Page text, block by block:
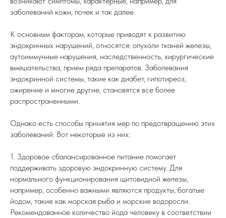
заболеваний кожи, почек и так далее.
К основным факторам, которые приводят к развитию
эндокринных нарушений, относятся: опухоли тканей железы,
аутоиммунные нарушения, наследственность, хирургические
вмешательства, прием ряда препаратов. Заболевания
эндокринной системы, такие как диабет, гипотиреоз,
ожирение и многие другие, становятся все более
распространенными.
Однако есть способы принятия мер по предотвращению этих
заболеваний. Вот некоторые из них:
1. Здоровое сбалансированное питание помогает
поддерживать здоровую эндокринную систему. Для
нормального функционирования щитовидной железы,
например, особенно важными являются продукты, богатые
йодом, такие как морская рыба и морские водоросли.
Рекомендованное количество йода человеку в соответствии